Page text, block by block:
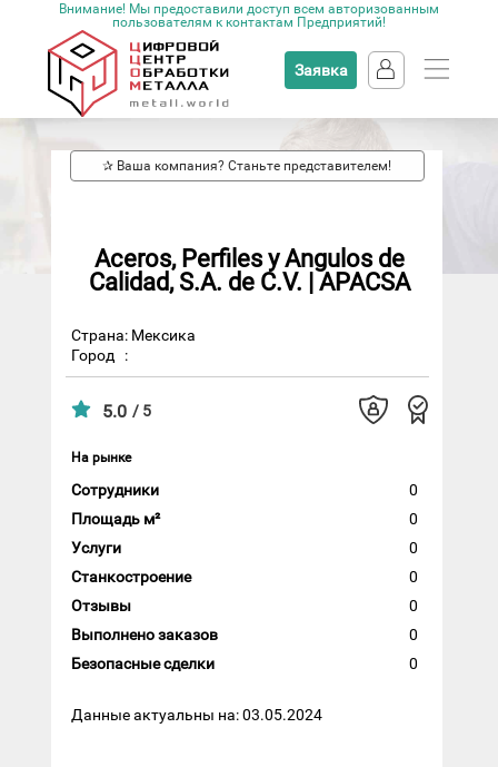
Внимание! Мы предоставили доступ всем авторизованным
пользователям к контактам Предприятий!
Заявка
✰ Ваша компания? Станьте представителем!
Aceros, Perfiles y Angulos de
Calidad, S.A. de C.V. | APACSA
Страна: Мексика
Город
:
5.0 / 5
На рынке
Сотрудники
0
Площадь м²
0
Услуги
0
Станкостроение
0
Отзывы
0
Выполнено заказов
0
Безопасные сделки
0
Данные актуальны на: 03.05.2024